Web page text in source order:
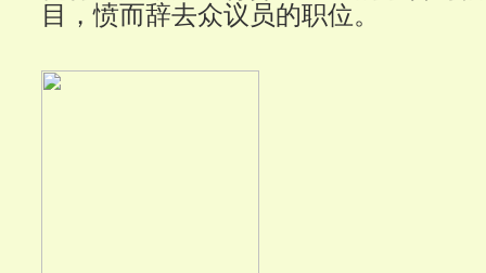
目，愤而辞去众议员的职位。